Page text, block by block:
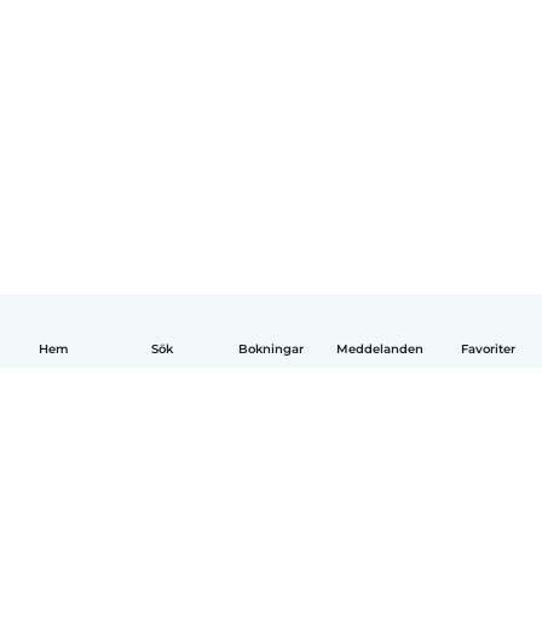
Hem Sök Bokningar Meddelanden Favoriter